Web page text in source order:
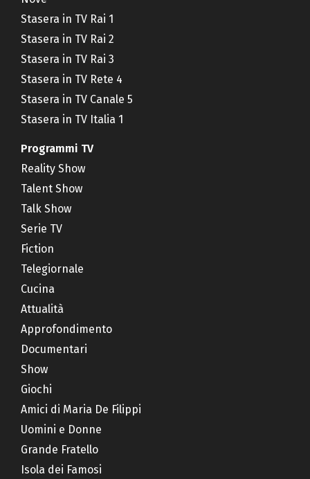
Stasera in TV Rai 1
Stasera in TV Rai 2
Stasera in TV Rai 3
Stasera in TV Rete 4
Stasera in TV Canale 5
Stasera in TV Italia 1
Programmi TV
Reality Show
Talent Show
Talk Show
Serie TV
Fiction
Telegiornale
Cucina
Attualità
Approfondimento
Documentari
Show
Giochi
Amici di Maria De Filippi
Uomini e Donne
Grande Fratello
Isola dei Famosi